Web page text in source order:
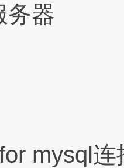
务器
mysql